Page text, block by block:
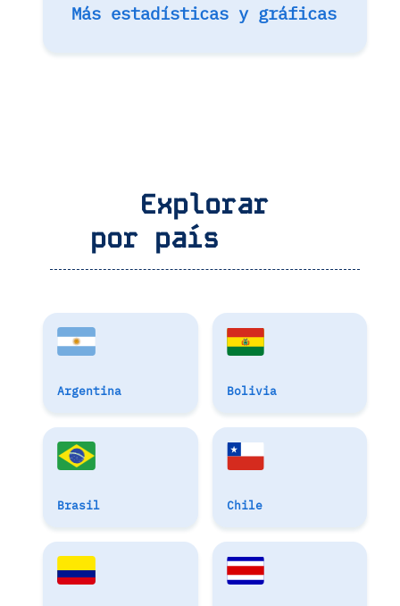
Más estadísticas y gráficas
Explorar
por país
Argentina Bolivia
Brasil Chile